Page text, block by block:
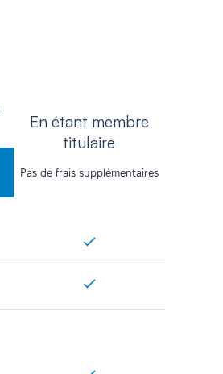
En étant membre
titulaire
Pas de frais supplémentaires